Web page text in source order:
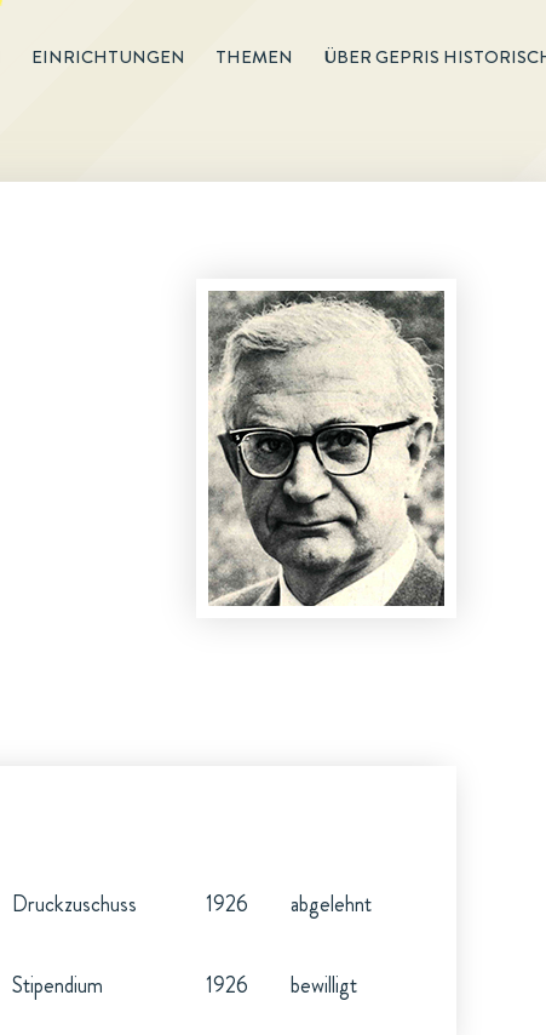
EINRICHTUNGEN THEMEN ÜBER GEPRIS
Druckzuschuss 1926 abgelehnt
Stipendium 1926 bewilligt